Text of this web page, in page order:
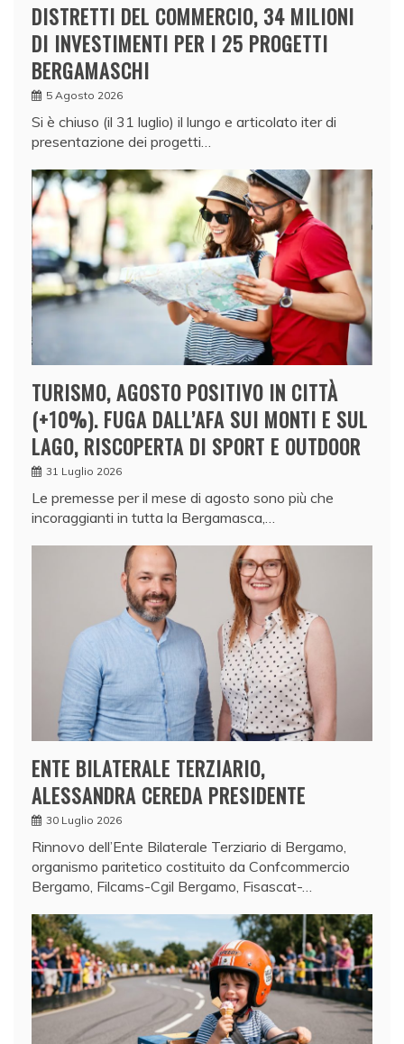
DISTRETTI DEL COMMERCIO, 34 MILIONI
DI INVESTIMENTI PER I 25 PROGETTI
BERGAMASCHI
5 Agosto 2026
Si è chiuso (il 31 luglio) il lungo e articolato iter di
presentazione dei progetti…
TURISMO, AGOSTO POSITIVO IN CITTÀ
(+10%). FUGA DALL’AFA SUI MONTI E SUL
LAGO, RISCOPERTA DI SPORT E OUTDOOR
31 Luglio 2026
Le premesse per il mese di agosto sono più che
incoraggianti in tutta la Bergamasca,…
ENTE BILATERALE TERZIARIO,
ALESSANDRA CEREDA PRESIDENTE
30 Luglio 2026
Rinnovo dell’Ente Bilaterale Terziario di Bergamo,
organismo paritetico costituito da Confcommercio
Bergamo, Filcams-Cgil Bergamo, Fisascat-…